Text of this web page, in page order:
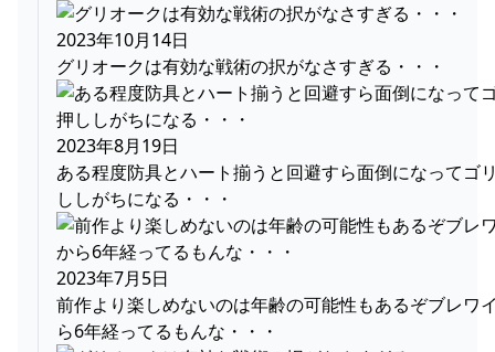
2023年10月14日
グリオークは有効な戦術の択がなさすぎる・・・
2023年8月19日
ある程度防具とハート揃うと回避すら面倒になってゴ
ししがちになる・・・
2023年7月5日
前作より楽しめないのは年齢の可能性もあるぞブレワ
ら6年経ってるもんな・・・